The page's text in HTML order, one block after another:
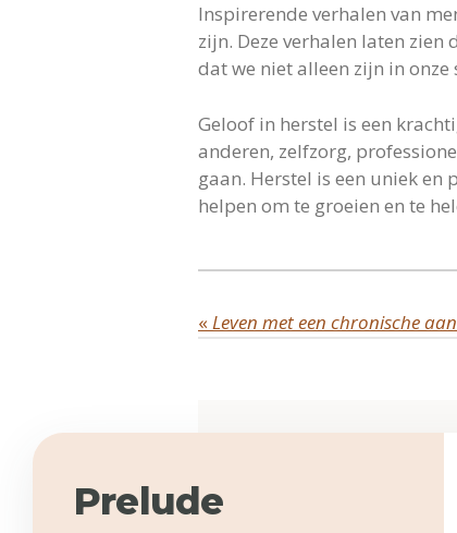
Inspirerende verhalen van
zijn. Deze verhalen laten
dat we niet alleen zijn in
Geloof in herstel is een
anderen, zelfzorg,
gaan. Herstel is een uniek en
helpen om te groeien en te
«
Prelude